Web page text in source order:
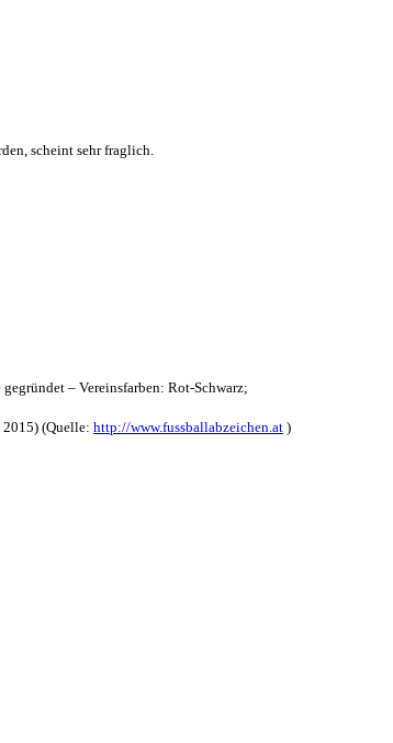
scheint sehr fraglich.
– Vereinsfarben: Rot-Schwarz;
(Quelle: http://www.fussballabzeichen.at )